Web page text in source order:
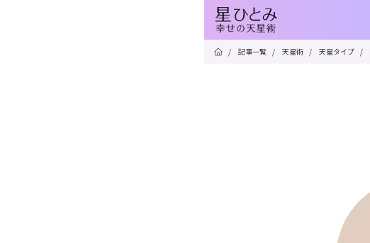
/ 記事一覧 / 天星術 / 天星タイプ /